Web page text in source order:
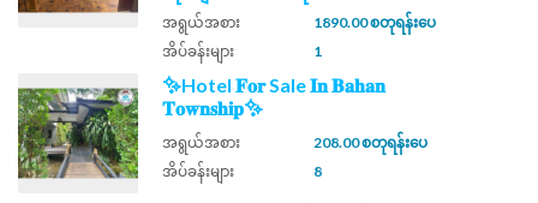
အရွယ်အစား
1890.00 စတုရန်းပေ
အိပ်ခန်းများ
1
✨Hotel 𝐅𝐨𝐫 Sale 𝐈𝐧 𝐁𝐚𝐡𝐚𝐧
𝐓𝐨𝐰𝐧𝐬𝐡𝐢𝐩✨
အရွယ်အစား
208.00 စတုရန်းပေ
အိပ်ခန်းများ
8